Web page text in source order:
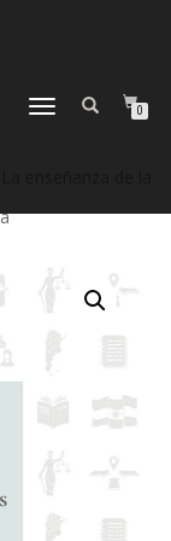
NAVEGACIÓN
0